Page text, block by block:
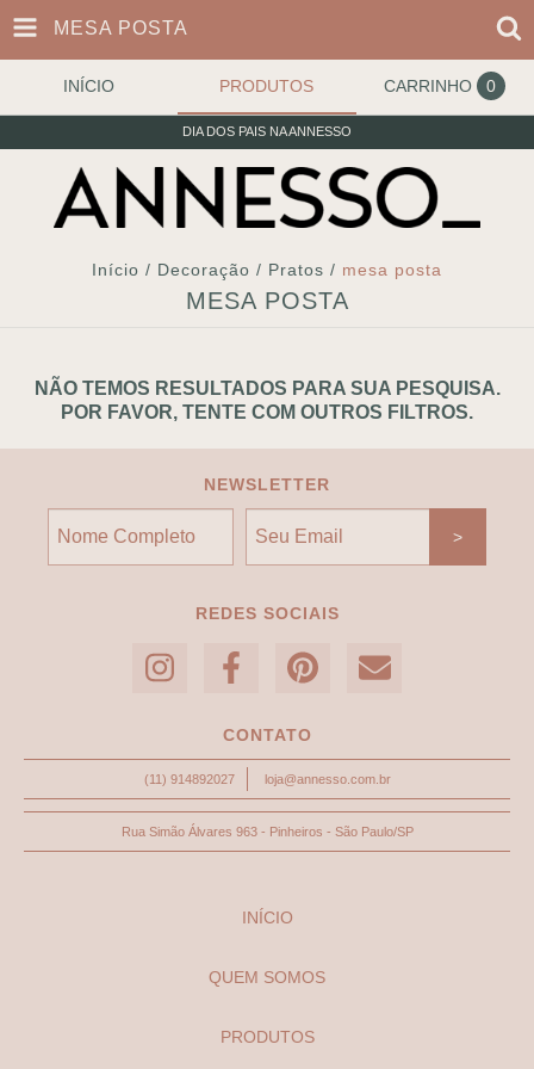
MESA POSTA
INÍCIO PRODUTOS CARRINHO 0
DIA DOS PAIS NA ANNESSO
Início / Decoração / Pratos / mesa posta
MESA POSTA
NÃO TEMOS RESULTADOS PARA SUA PESQUISA.
POR FAVOR, TENTE COM OUTROS FILTROS.
NEWSLETTER
REDES SOCIAIS
CONTATO
(11) 914892027 loja@annesso.com.br
Rua Simão Álvares 963 - Pinheiros - São Paulo/SP
INÍCIO
QUEM SOMOS
PRODUTOS